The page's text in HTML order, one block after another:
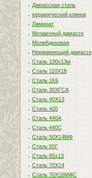
Дамасская сталь
керамический клинок
Ламинат
Мозаичный дамасск
Молибденовая
Нержавеющий дамасск
Сталь 100х13м
Сталь 110Х18
Сталь 1K6
Сталь 30ХГСА
Сталь 40Х13
Сталь 420
Сталь 440A
Сталь 440С
Сталь 50Х14МФ
Сталь 65Г
Сталь 65х13
Сталь 70Х14
Сталь 70Х16МФС